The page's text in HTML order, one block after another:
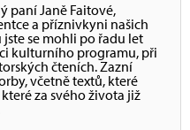
paní Janě Faitové,
a příznivkyni našich
jste se mohli po řadu let
kulturního programu, při
čteních. Zazní
včetně textů, které
za svého života již